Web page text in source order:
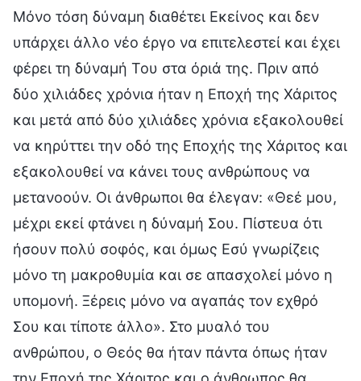
Μόνο τόση δύναμη διαθέτει Εκείνος και δεν
υπάρχει άλλο νέο έργο να επιτελεστεί και έχει
φέρει τη δύναμή Του στα όριά της. Πριν από
δύο χιλιάδες χρόνια ήταν η Εποχή της Χάριτος
και μετά από δύο χιλιάδες χρόνια εξακολουθεί
να κηρύττει την οδό της Εποχής της Χάριτος και
εξακολουθεί να κάνει τους ανθρώπους να
μετανοούν. Οι άνθρωποι θα έλεγαν: «Θεέ μου,
μέχρι εκεί φτάνει η δύναμή Σου. Πίστευα ότι
ήσουν πολύ σοφός, και όμως Εσύ γνωρίζεις
μόνο τη μακροθυμία και σε απασχολεί μόνο η
υπομονή. Ξέρεις μόνο να αγαπάς τον εχθρό
Σου και τίποτε άλλο». Στο μυαλό του
ανθρώπου, ο Θεός θα ήταν πάντα όπως ήταν